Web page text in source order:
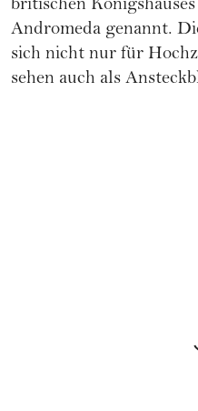
britischen
Andromeda genannt.
sich nicht nur für
sehen auch als